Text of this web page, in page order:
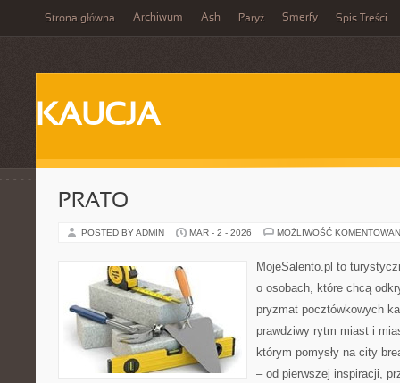
Strona główna Archiwum Ash Paryż Smerfy Spis Treści
KAUCJA
PRATO
POSTED BY ADMIN MAR - 2 - 2026 MOŻLIWOŚĆ
MojeSalento.pl to
o osobach, które chcą
pryzmat pocztówkowych
prawdziwy rytm miast i
którym pomysły na city
– od pierwszej inspiracji,